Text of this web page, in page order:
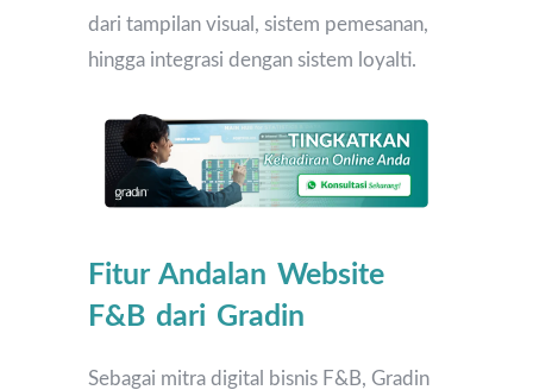
dari tampilan visual, sistem pemesanan,
hingga integrasi dengan sistem loyalti.
Fitur Andalan Website
F&B dari Gradin
Sebagai mitra digital bisnis F&B, Gradin